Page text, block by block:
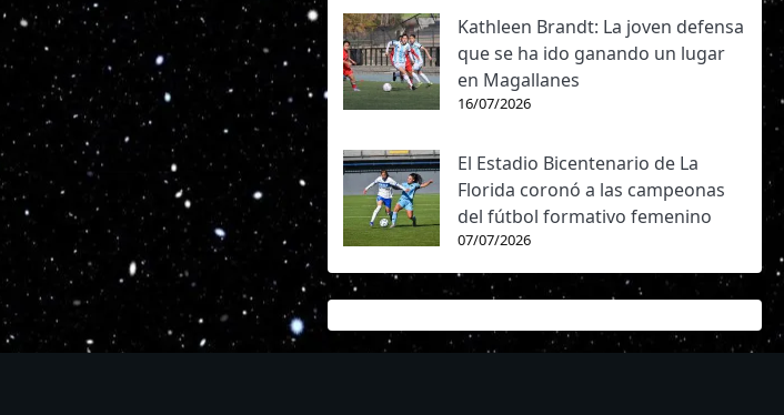
Kathleen Brandt: La joven defensa
que se ha ido ganando un lugar
en Magallanes
16/07/2026
El Estadio Bicentenario de La
Florida coronó a las campeonas
del fútbol formativo femenino
07/07/2026